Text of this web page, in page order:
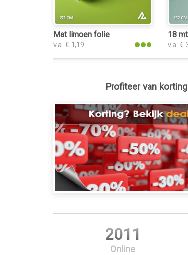
Mat limoen folie
v.a. € 1,19
18
v.a. €
Profiteer van korting
2011
Online